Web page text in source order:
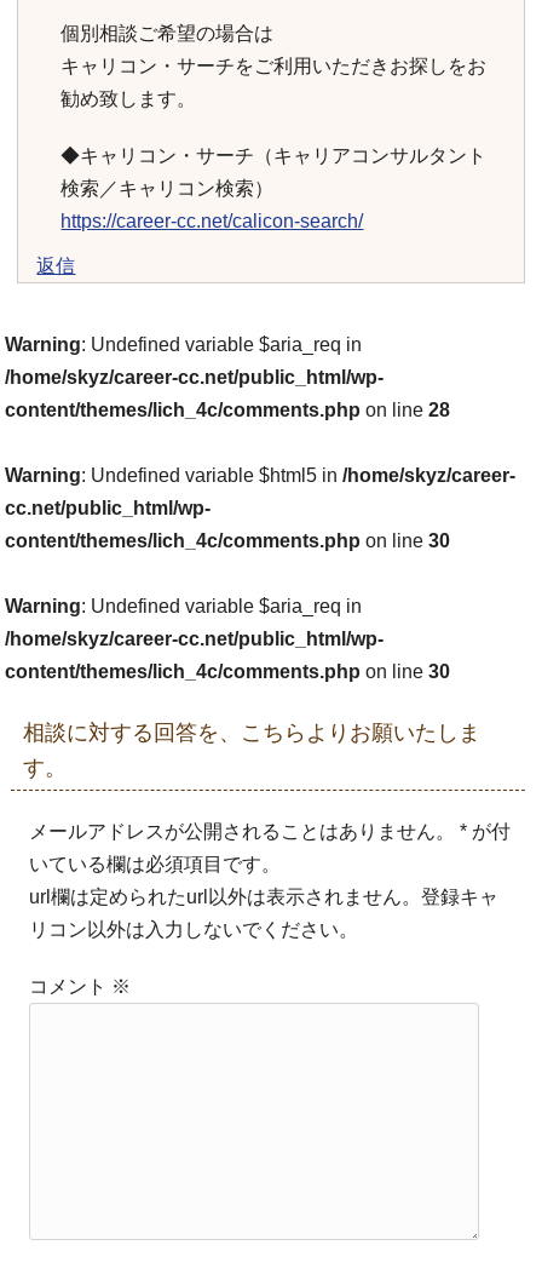
個別相談ご希望の場合は
キャリコン・サーチをご利用いただきお探しをお
勧め致します。
◆キャリコン・サーチ（キャリアコンサルタント
検索／キャリコン検索）
https://career-cc.net/calicon-search/
返信
Warning: Undefined variable $aria_req in
/home/skyz/career-cc.net/public_html/wp-
content/themes/lich_4c/comments.php on line28
Warning: Undefined variable $html5 in/home/skyz/career-
cc.net/public_html/wp-
content/themes/lich_4c/comments.php on line30
Warning: Undefined variable $aria_req in
/home/skyz/career-cc.net/public_html/wp-
content/themes/lich_4c/comments.php on line30
相談に対する回答を、こちらよりお願いたしま
す。
メールアドレスが公開されることはありません。 * が付
いている欄は必須項目です。
url欄は定められたurl以外は表示されません。登録キャ
リコン以外は入力しないでください。
コメント ※